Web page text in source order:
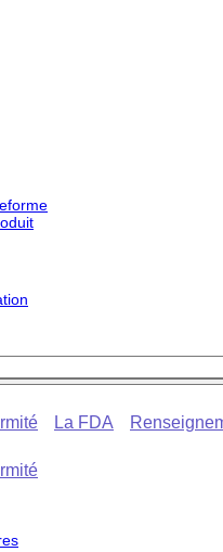
La FDA